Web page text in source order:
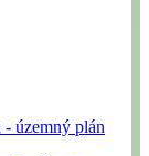
- územný plán